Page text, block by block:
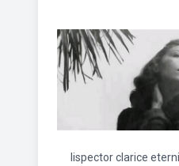
lispector clarice